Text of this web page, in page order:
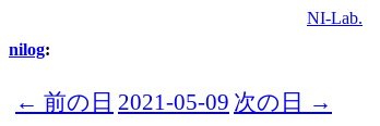
NI-Lab.
nilog:
← 前の日 2021-05-09 次の日 →